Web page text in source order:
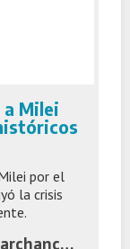
Milei
por el
la crisis
https://diputadosbsas.com.ar/archanco-milei-crisis-economica-la-plata/